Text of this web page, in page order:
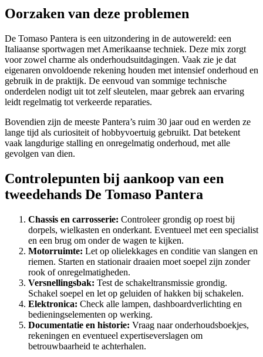
Oorzaken van deze problemen
De Tomaso Pantera is een uitzondering in de autowereld: een
Italiaanse sportwagen met Amerikaanse techniek. Deze mix zorgt
voor zowel charme als onderhoudsuitdagingen. Vaak zie je dat
eigenaren onvoldoende rekening houden met intensief onderhoud en
gebruik in de praktijk. De eenvoud van sommige technische
onderdelen nodigt uit tot zelf sleutelen, maar gebrek aan ervaring
leidt regelmatig tot verkeerde reparaties.
Bovendien zijn de meeste Pantera’s ruim 30 jaar oud en werden ze
lange tijd als curiositeit of hobbyvoertuig gebruikt. Dat betekent
vaak langdurige stalling en onregelmatig onderhoud, met alle
gevolgen van dien.
Controlepunten bij aankoop van een
tweedehands De Tomaso Pantera
Chassis en carrosserie: Controleer grondig op roest bij
dorpels, wielkasten en onderkant. Eventueel met een specialist
en een brug om onder de wagen te kijken.
Motorruimte: Let op olielekkages en conditie van slangen en
riemen. Starten en stationair draaien moet soepel zijn zonder
rook of onregelmatigheden.
Versnellingsbak: Test de schakeltransmissie grondig.
Schakel soepel en let op geluiden of hakken bij schakelen.
Elektronica: Check alle lampen, dashboardverlichting en
bedieningselementen op werking.
Documentatie en historie: Vraag naar onderhoudsboekjes,
rekeningen en eventueel expertiseverslagen om
betrouwbaarheid te achterhalen.